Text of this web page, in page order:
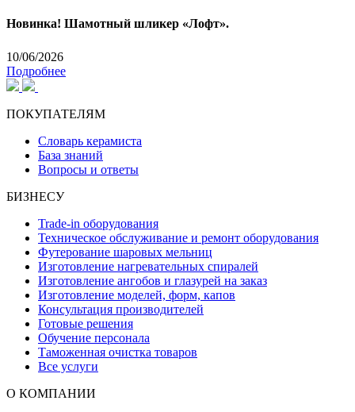
Новинка! Шамотный шликер «Лофт».
10/06/2026
Подробнее
ПОКУПАТЕЛЯМ
Словарь керамиста
База знаний
Вопросы и ответы
БИЗНЕСУ
Trade-in оборудования
Техническое обслуживание и ремонт оборудования
Футерование шаровых мельниц
Изготовление нагревательных спиралей
Изготовление ангобов и глазурей на заказ
Изготовление моделей, форм, капов
Консультация производителей
Готовые решения
Обучение персонала
Таможенная очистка товаров
Все услуги
О КОМПАНИИ